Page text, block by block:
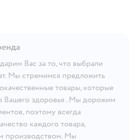
Вас за то, что выбрали
Мы стремимся предложить
товары, которые
Вашего здоровья . Мы дорожим
поэтому всегда
каждого товара,
производством. Мы